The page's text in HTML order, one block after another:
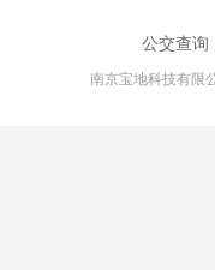
公交查询
南京宝地科技有限